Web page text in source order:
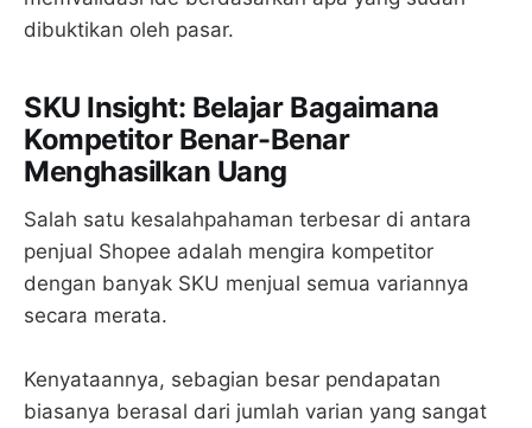
dibuktikan oleh pasar.
SKU Insight: Belajar Bagaimana
Kompetitor Benar-Benar
Menghasilkan Uang
Salah satu kesalahpahaman terbesar di antara
penjual Shopee adalah mengira kompetitor
dengan banyak SKU menjual semua variannya
secara merata.
Kenyataannya, sebagian besar pendapatan
biasanya berasal dari jumlah varian yang sangat